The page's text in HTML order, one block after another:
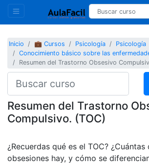
Inicio 💼 Cursos Psicología
Psicología
Conocimiento básico sobre las
Resumen del Trastorno Obsesivo
Resumen del Trastorno
Compulsivo. (TOC)
¿Recuerdas qué es el TOC? ¿Cuántas
obsesiones hay, y cómo se